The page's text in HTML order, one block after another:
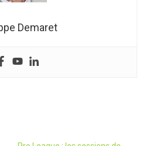
Demaret